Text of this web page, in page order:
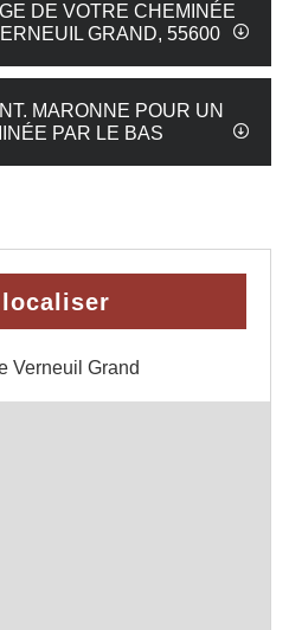
DE VOTRE CHEMINÉE
GRAND, 55600
MARONNE POUR UN
PAR LE BAS
localiser
Verneuil Grand